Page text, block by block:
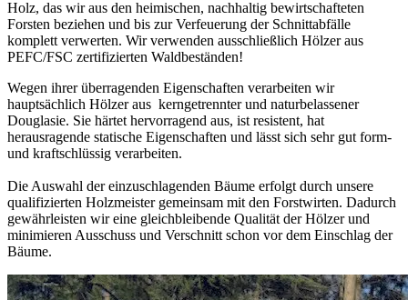
Holz, das wir aus den heimischen, nachhaltig bewirtschafteten
Forsten beziehen und bis zur Verfeuerung der Schnittabfälle
komplett verwerten. Wir verwenden ausschließlich Hölzer aus
PEFC/FSC zertifizierten Waldbeständen!
Wegen ihrer überragenden Eigenschaften verarbeiten wir
hauptsächlich Hölzer aus kerngetrennter und naturbelassener
Douglasie. Sie härtet hervorragend aus, ist resistent, hat
herausragende statische Eigenschaften und lässt sich sehr gut form-
und kraftschlüssig verarbeiten.
Die Auswahl der einzuschlagenden Bäume erfolgt durch unsere
qualifizierten Holzmeister gemeinsam mit den Forstwirten. Dadurch
gewährleisten wir eine gleichbleibende Qualität der Hölzer und
minimieren Ausschuss und Verschnitt schon vor dem Einschlag der
Bäume.